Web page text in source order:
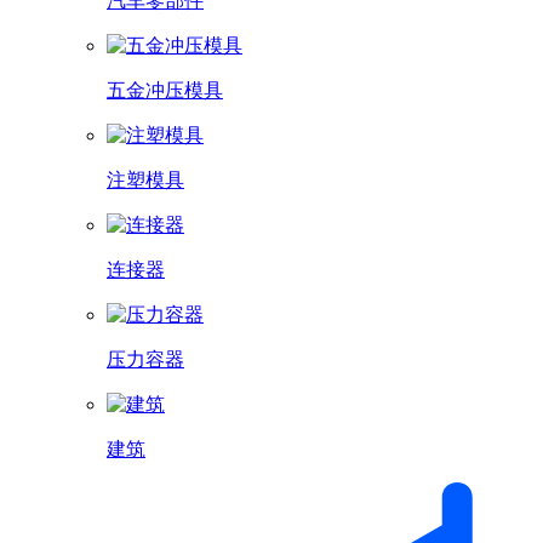
五金冲压模具
注塑模具
连接器
压力容器
建筑